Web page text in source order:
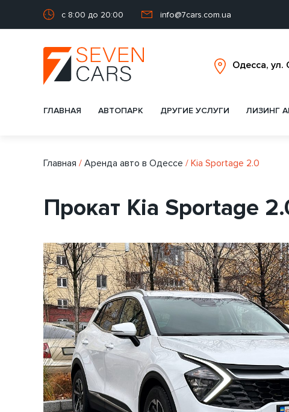
с 8:00 до 20:00 info@7cars.com.ua
ГЛАВНАЯ АВТОПАРК ДРУГИЕ УСЛУГИ ЛИЗИНГ
Главная / Аренда авто в Одессе / Kia Sportage 2.0
Прокат Kia Sportage